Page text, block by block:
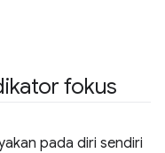
fokus
pada diri sendiri